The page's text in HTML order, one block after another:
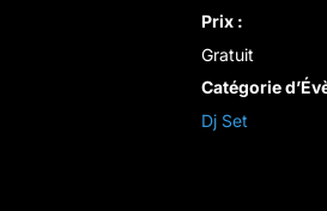
Prix :
Gratuit
Catégorie
Dj Set